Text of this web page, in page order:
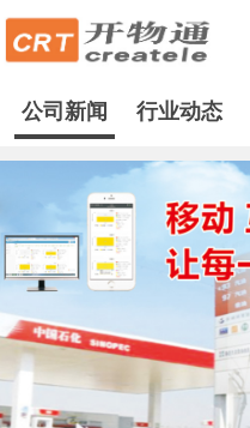
公司新闻 行业动态